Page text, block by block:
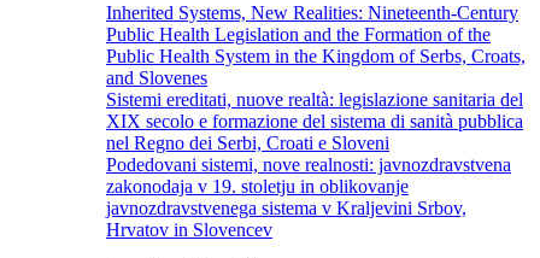
Inherited Systems, New Realities: Nineteenth-Century
Public Health Legislation and the Formation of the
Public Health System in the Kingdom of Serbs, Croats,
and Slovenes
Sistemi ereditati, nuove realtà: legislazione sanitaria del
XIX secolo e formazione del sistema di sanità pubblica
nel Regno dei Serbi, Croati e Sloveni
Podedovani sistemi, nove realnosti: javnozdravstvena
zakonodaja v 19. stoletju in oblikovanje
javnozdravstvenega sistema v Kraljevini Srbov,
Hrvatov in Slovencev